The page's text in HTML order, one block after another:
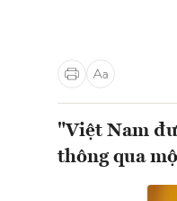
"Việt Nam
thông qua